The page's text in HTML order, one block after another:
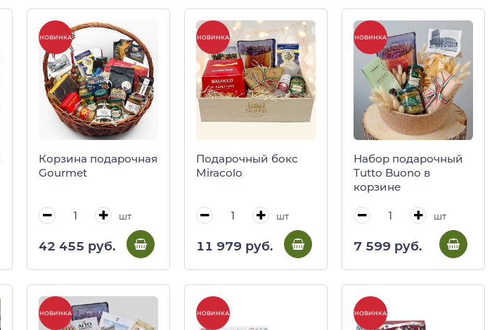
НОВИНКА
Корзина подарочная
Gourmet
шт
42 455 руб.
НОВИНКА
Подарочный бокс
Miracolo
шт
11 979 руб.
НОВИНКА
Набор подарочный
Tutto Buono в
корзине
шт
7 599 руб.
НОВИНКА НОВИНКА НОВИНКА